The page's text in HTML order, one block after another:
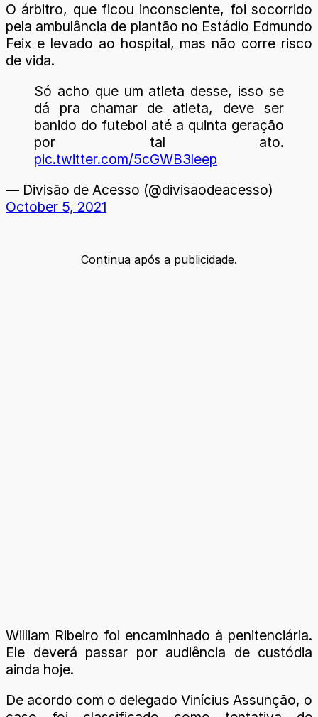
O árbitro, que ficou inconsciente, foi socorrido
pela ambulância de plantão no Estádio Edmundo
Feix e levado ao hospital, mas não corre risco
de vida.
Só acho que um atleta desse, isso se
dá pra chamar de atleta, deve ser
banido do futebol até a quinta geração
por tal ato.
pic.twitter.com/5cGWB3leep
— Divisão de Acesso (@divisaodeacesso)
October 5, 2021
Continua após a publicidade.
William Ribeiro foi encaminhado à penitenciária.
Ele deverá passar por audiência de custódia
ainda hoje.
De acordo com o delegado Vinícius Assunção, o